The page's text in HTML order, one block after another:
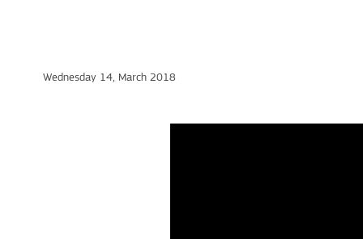
Wednesday 14, March 2018